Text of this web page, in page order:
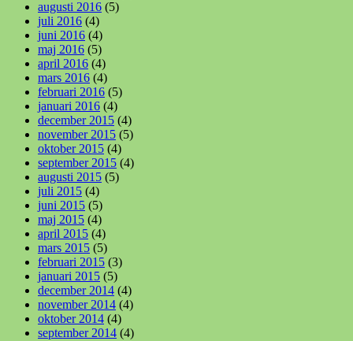
augusti 2016 (5)
juli 2016 (4)
juni 2016 (4)
maj 2016 (5)
april 2016 (4)
mars 2016 (4)
februari 2016 (5)
januari 2016 (4)
december 2015 (4)
november 2015 (5)
oktober 2015 (4)
september 2015 (4)
augusti 2015 (5)
juli 2015 (4)
juni 2015 (5)
maj 2015 (4)
april 2015 (4)
mars 2015 (5)
februari 2015 (3)
januari 2015 (5)
december 2014 (4)
november 2014 (4)
oktober 2014 (4)
september 2014 (4)